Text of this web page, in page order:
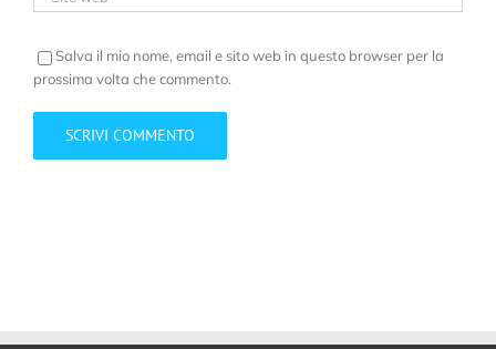
Salva il mio nome, email e sito web in questo browser per la
prossima volta che commento.